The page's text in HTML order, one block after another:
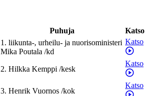
Puhuja
Katso
1. liikunta-, urheilu- ja nuorisoministeri
Mika Poutala /kd
Katso
2. Hilkka Kemppi /kesk
Katso
3. Henrik Vuornos /kok
Katso